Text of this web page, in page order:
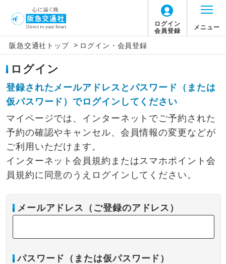
ログイン
会員登録
メニュー
阪急交通社トップ > ログイン・会員登録
ログイン
登録されたメールアドレスとパスワード（または
仮パスワード）でログインしてください
マイページでは、インターネットでご予約された
予約の確認やキャンセル、会員情報の変更などが
ご利用いただけます。
インターネット会員規約またはスマホポイント会
員規約に同意のうえログインしてください。
メールアドレス（ご登録のアドレス）
パスワード（または仮パスワード）